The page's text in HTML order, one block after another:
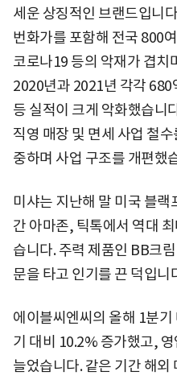
세운 상징적인 브랜드입니
번화가를 포함해 전국 800
코로나19 등의 악재가 겹치
2020년과 2021년 각각
등 실적이 크게 악화했습니
직영 매장 및 면세 사업 철
중하며 사업 구조를 개편했
미샤는 지난해 말 미국 블랙
간 아마존, 틱톡에서 역대
습니다. 주력 제품인 BB크
문을 타고 인기를 끈 덕입니
에이블씨엔씨의 올해 1분
기 대비 10.2% 증가했고,
늘었습니다. 같은 기간 해